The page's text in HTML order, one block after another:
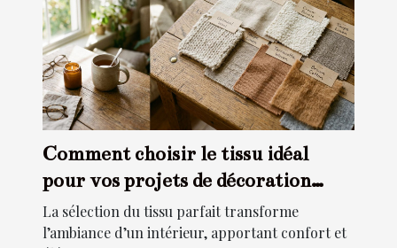
Comment choisir le tissu idéal
pour vos projets de décoration
intérieure ?
La sélection du tissu parfait transforme
l’ambiance d’un intérieur, apportant confort et